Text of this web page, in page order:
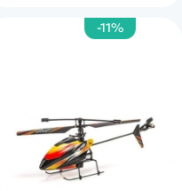
радиоуправляемых
моделей.&nbsp; -11%